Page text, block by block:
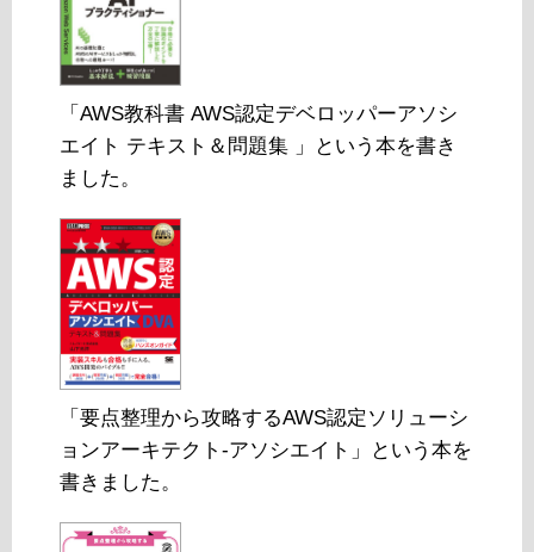
「AWS教科書 AWS認定デベロッパーアソシ
エイト テキスト＆問題集 」という本を書き
ました。
「要点整理から攻略するAWS認定ソリューシ
ョンアーキテクト-アソシエイト」という本を
書きました。